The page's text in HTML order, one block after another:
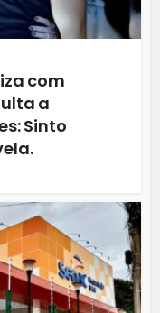
com
a
Sinto